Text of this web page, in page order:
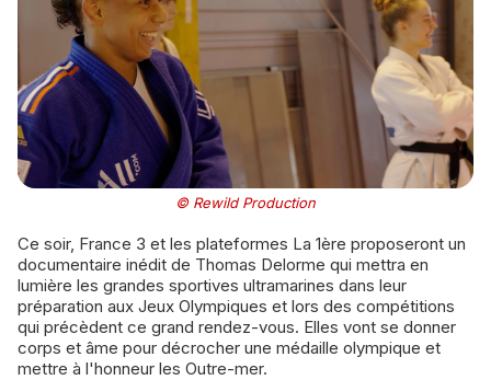
© Rewild Production
Ce soir, France 3 et les plateformes La 1ère proposeront un
documentaire inédit de Thomas Delorme qui mettra en
lumière les grandes sportives ultramarines dans leur
préparation aux Jeux Olympiques et lors des compétitions
qui précèdent ce grand rendez-vous. Elles vont se donner
corps et âme pour décrocher une médaille olympique et
mettre à l'honneur les Outre-mer.